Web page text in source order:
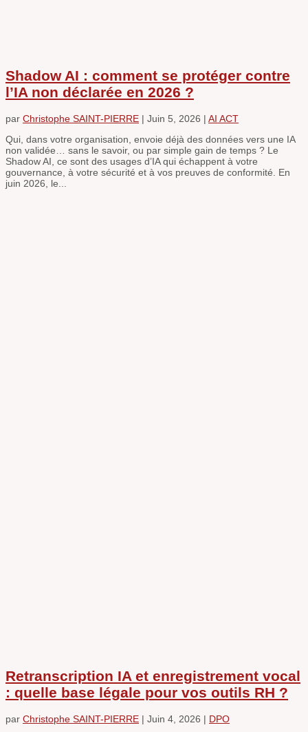
Shadow AI : comment se protéger contre
l’IA non déclarée en 2026 ?
par Christophe SAINT-PIERRE | Juin 5, 2026 | AI ACT
Qui, dans votre organisation, envoie déjà des données vers une IA
non validée… sans le savoir, ou par simple gain de temps ? Le
Shadow AI, ce sont des usages d’IA qui échappent à votre
gouvernance, à votre sécurité et à vos preuves de conformité. En
juin 2026, le...
Retranscription IA et enregistrement vocal
: quelle base légale pour vos outils RH ?
par Christophe SAINT-PIERRE | Juin 4, 2026 | DPO